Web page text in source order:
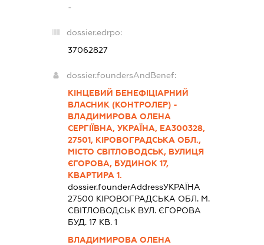
-
dossier.edrpo:
37062827
dossier.foundersAndBenef:
КІНЦЕВИЙ БЕНЕФІЦІАРНИЙ
ВЛАСНИК (КОНТРОЛЕР) -
ВЛАДИМИРОВА ОЛЕНА
СЕРГІЇВНА, УКРАЇНА, ЕА300328,
27501, КІРОВОГРАДСЬКА ОБЛ.,
МІСТО СВІТЛОВОДСЬК, ВУЛИЦЯ
ЄГОРОВА, БУДИНОК 17,
КВАРТИРА 1.
dossier.founderAddressУКРАЇНА
27500 КIРОВОГРАДСЬКА ОБЛ. М.
СВІТЛОВОДСЬК ВУЛ. ЄГОРОВА
БУД. 17 КВ. 1
ВЛАДИМИРОВА ОЛЕНА